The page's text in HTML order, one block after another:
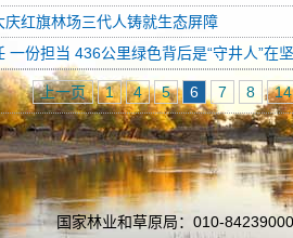
庆红旗林场三代人铸就生态屏障
一份担当 436公里绿色背后是“守井人”在
上一页 1 4 5 6 7 8 14
国家林业和草原局：010-